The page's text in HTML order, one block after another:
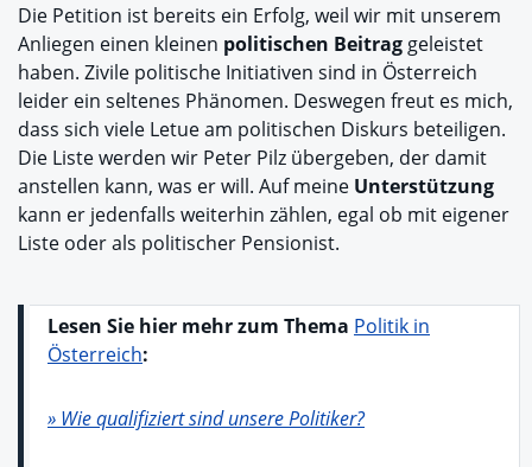
Die Petition ist bereits ein Erfolg, weil wir mit unserem
Anliegen einen kleinen politischen Beitrag geleistet
haben. Zivile politische Initiativen sind in Österreich
leider ein seltenes Phänomen. Deswegen freut es mich,
dass sich viele Letue am politischen Diskurs beteiligen.
Die Liste werden wir Peter Pilz übergeben, der damit
anstellen kann, was er will. Auf meine Unterstützung
kann er jedenfalls weiterhin zählen, egal ob mit eigener
Liste oder als politischer Pensionist.
Lesen Sie hier mehr zum Thema Politik in
Österreich:
» Wie qualifiziert sind unsere Politiker?